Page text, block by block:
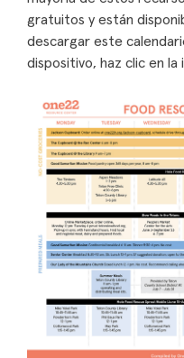
gratuitos y están
descargar este
dispositivo, haz clic en la